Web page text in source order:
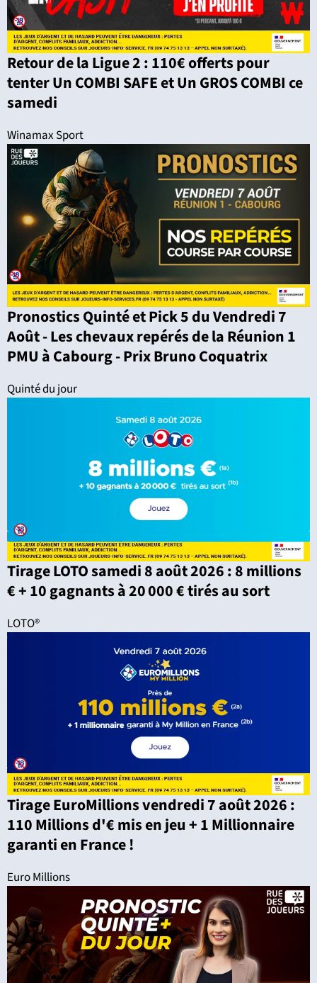
Retour de la Ligue 2 : 110€ offerts pour
tenter Un COMBI SAFE et Un GROS COMBI ce
samedi
Winamax Sport
Pronostics Quinté et Pick 5 du Vendredi 7
Août - Les chevaux repérés de la Réunion 1
PMU à Cabourg - Prix Bruno Coquatrix
Quinté du jour
Tirage LOTO samedi 8 août 2026 : 8 millions
€ + 10 gagnants à 20 000 € tirés au sort
LOTO®
Tirage EuroMillions vendredi 7 août 2026 :
110 Millions d'€ mis en jeu + 1 Millionnaire
garanti en France !
Euro Millions